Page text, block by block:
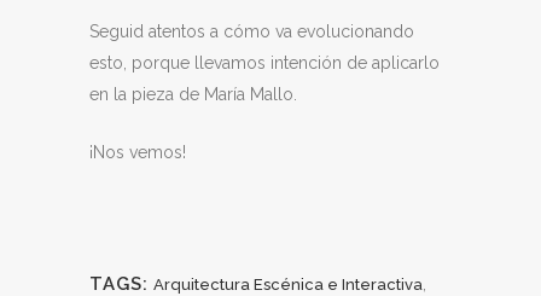
Seguid atentos a cómo va evolucionando
esto, porque llevamos intención de aplicarlo
en la pieza de María Mallo.
¡Nos vemos!
TAGS: Arquitectura Escénica e Interactiva